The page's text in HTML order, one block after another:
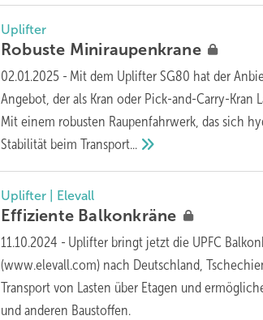
Uplifter
Robuste Miniraupenkrane
02.01.2025 - Mit dem Uplifter SG80 hat der
Angebot, der als Kran oder Pick-and-Carry-Kran
Mit einem robusten Raupenfahrwerk, das sich
Stabilität beimTransport...
Uplifter | Elevall
Effiziente Balkonkräne
11.10.2024 - Uplifter bringt jetzt die UPFC
(www.elevall.com) nach Deutschland,
Transport von Lasten über Etagen und
und an deren Baustoffen.